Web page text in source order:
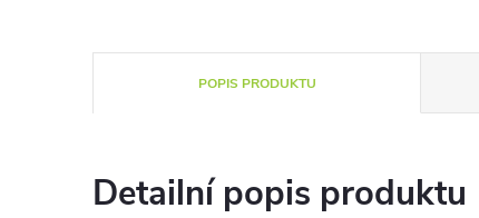
POPIS PRODUKTU
Detailní popis produktu